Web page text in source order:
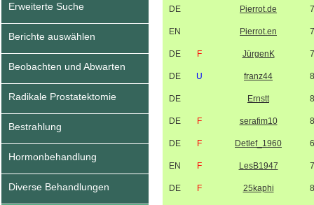
Erweiterte Suche
Berichte auswählen
Beobachten und Abwarten
Radikale Prostatektomie
Bestrahlung
Hormonbehandlung
Diverse Behandlungen
DE Pierrot.de
EN Pierrot.en
DE F JürgenK
DE U franz44
DE Ernstt
DE F serafim10
DE F Detlef_1960
EN F LesB1947
DE F 25kaphi